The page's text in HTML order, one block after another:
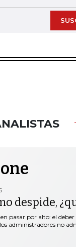
despide,
pasar por alto: el
administradores no